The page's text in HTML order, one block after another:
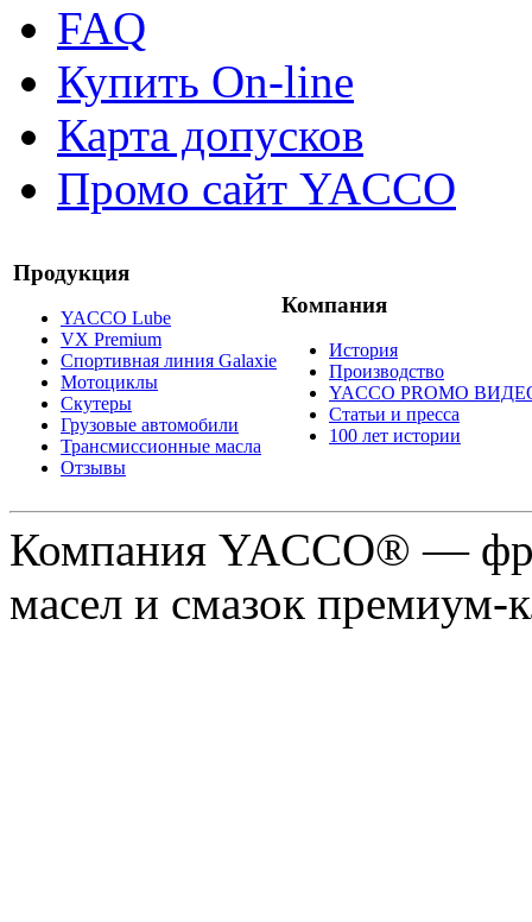
FAQ
Купить On-line
Карта допусков
Промо сайт YACCO
Продукция
YACCO Lube
VX Premium
Спортивная линия Galaxie
Мотоциклы
Скутеры
Грузовые автомобили
Трансмиссионные масла
Отзывы
Компания
История
Производство
YACCO PROMO
Статьи и пресса
100 лет истории
Компания YACCO® —
масел и смазок премиум-